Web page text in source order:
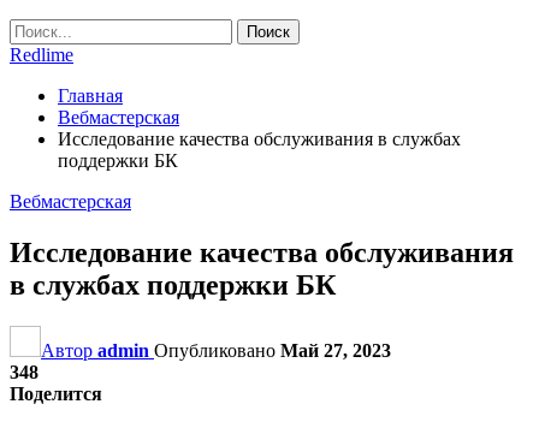
Redlime
Главная
Вебмастерская
Исследование качества обслуживания в службах
поддержки БК
Вебмастерская
Исследование качества обслуживания
в службах поддержки БК
Автор admin Опубликовано Май 27, 2023
348
Поделится